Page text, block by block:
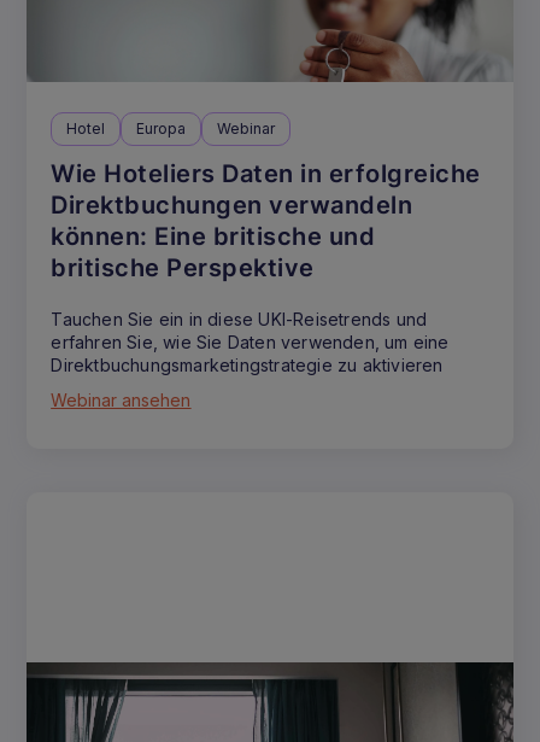
Hotel Europa Webinar
Wie Hoteliers Daten in erfolgreiche
Direktbuchungen verwandeln
können: Eine britische und
britische Perspektive
Tauchen Sie ein in diese UKI-Reisetrends und
erfahren Sie, wie Sie Daten verwenden, um eine
Direktbuchungsmarketingstrategie zu aktivieren
Webinar ansehen